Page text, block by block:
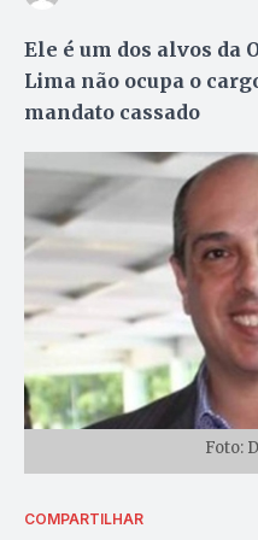
Ele é um dos alvos da
Lima não ocupa o
mandato cassado
Foto:
COMPARTILHAR